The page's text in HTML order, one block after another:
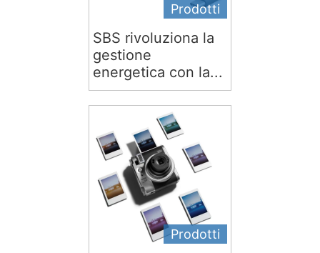
Prodotti
SBS rivoluziona la
gestione
energetica con la...
Prodotti